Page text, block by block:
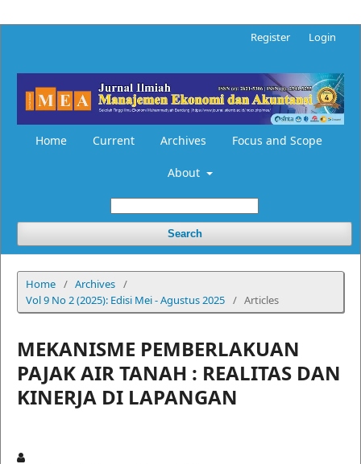
Home Current Archives Focus and Scope
About
Search
Register Login
Home / Archives /
Vol 9 No 2 (2025): Edisi Mei - Agustus 2025 / Articles
MEKANISME PEMBERLAKUAN
PAJAK AIR TANAH : REALITAS DAN
KINERJA DI LAPANGAN